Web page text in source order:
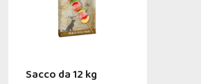
Sacco da 12 kg